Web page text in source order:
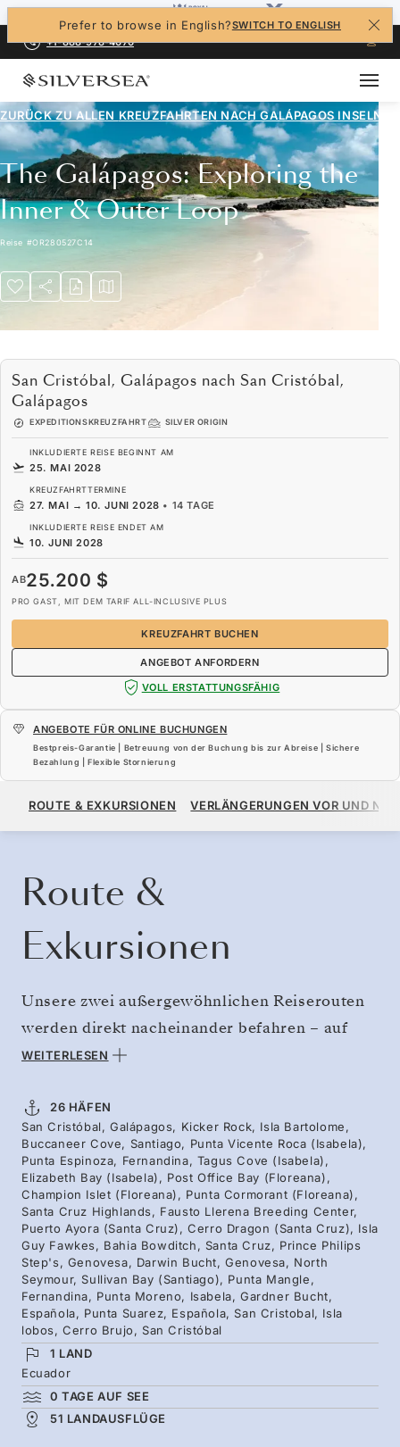
Prefer to browse in English?SWITCH TO ENGLISH
+1-888-978-4070
ZURÜCK ZU ALLEN KREUZFAHRTEN NACH GALÁPAGOS INSELN
The Galápagos: Exploring the
Inner & Outer Loop
Reise #OR280527C14
San Cristóbal, Galápagos nach San Cristóbal,
Galápagos
EXPEDITIONSKREUZFAHRT SILVER ORIGIN
INKLUDIERTE REISE BEGINNT AM
25. MAI 2028
KREUZFAHRTTERMINE
27. MAI → 10. JUNI 2028 • 14 TAGE
INKLUDIERTE REISE ENDET AM
10. JUNI 2028
AB25.200 $
PRO GAST, MIT DEM TARIF ALL-INCLUSIVE PLUS
KREUZFAHRT BUCHEN
ANGEBOT ANFORDERN
VOLL ERSTATTUNGSFÄHIG
ANGEBOTE FÜR ONLINE BUCHUNGEN
Bestpreis-Garantie | Betreuung von der Buchung bis zur Abreise | Sichere
Bezahlung | Flexible Stornierung
25.200 $
ROUTE & EXKURSIONEN VERLÄNGERUNGEN VOR UND
Route &
Exkursionen
Unsere zwei außergewöhnlichen Reiserouten
werden direkt nacheinander befahren – auf
dieser zweiwöchigen Reise erleben Sie die
Beginnen Sie Ihre Reise auf den jüngeren
vulkanischen Inseln und an den dolchscharfen
Felsformationen wie dem Kicker Rock, bevor
es zu den Seevogelkolonien der abgelegenen
Insel Genovesa weitergeht – und zum
Abschluss nach Española, wo sich fast alle
Wellenalbatrosse der Welt versammeln.
WEITERLESEN
26 HÄFEN
San Cristóbal, Galápagos, Kicker Rock, Isla Bartolome,
Buccaneer Cove, Santiago, Punta Vicente Roca (Isabela),
Punta Espinoza, Fernandina, Tagus Cove (Isabela),
Elizabeth Bay (Isabela), Post Office Bay (Floreana),
Champion Islet (Floreana), Punta Cormorant (Floreana),
Santa Cruz Highlands, Fausto Llerena Breeding Center,
Puerto Ayora (Santa Cruz), Cerro Dragon (Santa Cruz), Isla
Guy Fawkes, Bahia Bowditch, Santa Cruz, Prince Philips
Step's, Genovesa, Darwin Bucht, Genovesa, North
Seymour, Sullivan Bay (Santiago), Punta Mangle,
Fernandina, Punta Moreno, Isabela, Gardner Bucht,
Española, Punta Suarez, Española, San Cristobal, Isla
lobos, Cerro Brujo, San Cristóbal
1 LAND
Ecuador
0 TAGE AUF SEE
51 LANDAUSFLÜGE